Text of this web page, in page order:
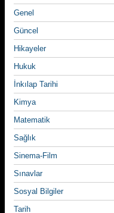
Genel
Güncel
Hikayeler
Hukuk
İnkılap Tarihi
Kimya
Matematik
Sağlık
Sinema-Film
Sınavlar
Sosyal Bilgiler
Tarih